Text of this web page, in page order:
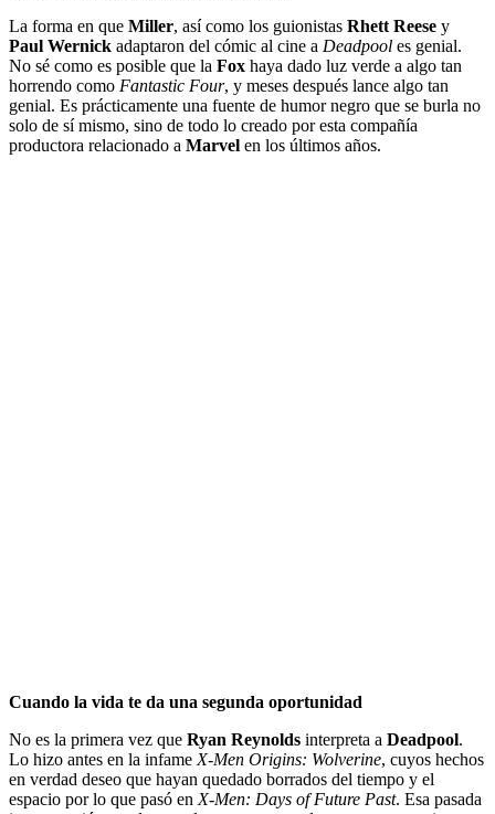
La forma en que Miller, así como los guionistas Rhett Reese y
Paul Wernick adaptaron del cómic al cine a Deadpool es genial.
No sé como es posible que la Fox haya dado luz verde a algo tan
horrendo como Fantastic Four, y meses después lance algo tan
genial. Es prácticamente una fuente de humor negro que se burla no
solo de sí mismo, sino de todo lo creado por esta compañía
productora relacionado a Marvel en los últimos años.
Cuando la vida te da una segunda oportunidad
No es la primera vez que Ryan Reynolds interpreta a Deadpool.
Lo hizo antes en la infameX-Men Origins: Wolverine, cuyos hechos
en verdad deseo que hayan quedado borrados del tiempo y el
espacio por lo que pasó enX-Men: Days of Future Past. Esa pasada